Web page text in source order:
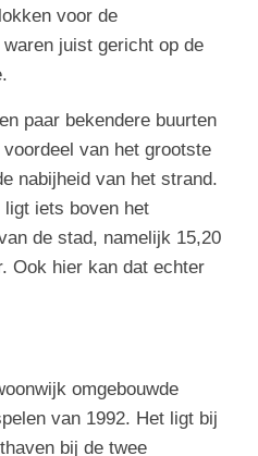
voor de
juist gericht op de
paar bekendere buurten
van het grootste
nabijheid van het strand.
ligt iets boven het
de stad, namelijk 15,20
Ook hier kan dat echter
omgebouwde
van 1992. Het ligt bij
bij de twee